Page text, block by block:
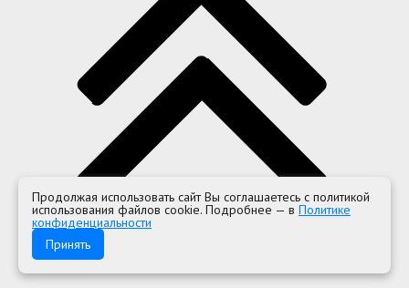
Продолжая использовать сайт Вы соглашаетесь с политикой
использования файлов cookie. Подробнее — в Политике
конфиденциальности
Принять